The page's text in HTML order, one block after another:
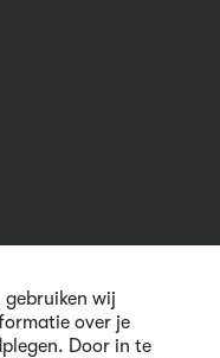
gebruiken wij
over je
Door in te